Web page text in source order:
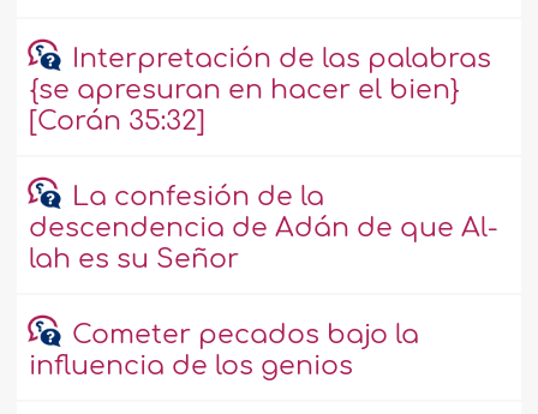
Interpretación de las palabras
{se apresuran en hacer el bien}
[Corán 35:32]
La confesión de la
descendencia de Adán de que Al-
lah es su Señor
Cometer pecados bajo la
influencia de los genios